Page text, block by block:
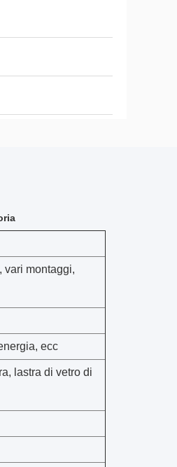
vari montaggi,
ecc
lastra di vetro di